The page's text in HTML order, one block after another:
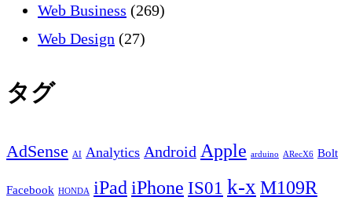
Web Business (269)
Web Design (27)
タグ
AdSense AI Analytics Android Apple arduino ARecX6 Bolt
Facebook HONDA iPad iPhone IS01 k-xM109R